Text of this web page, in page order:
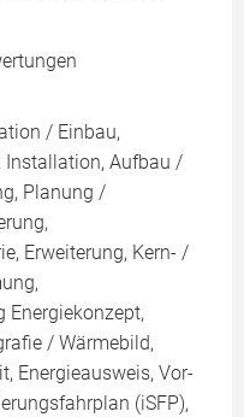
/ Einbau,
Installation, Aufbau /
Planung /
Erweiterung, Kern- /
Energiekonzept,
/ Wärmebild,
Energieausweis, Vor-
(iSFP),